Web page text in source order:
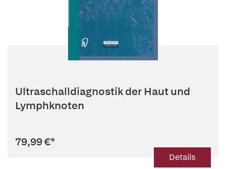
Ultraschalldiagnostik der Haut und
Lymphknoten
79,99 €*
Details